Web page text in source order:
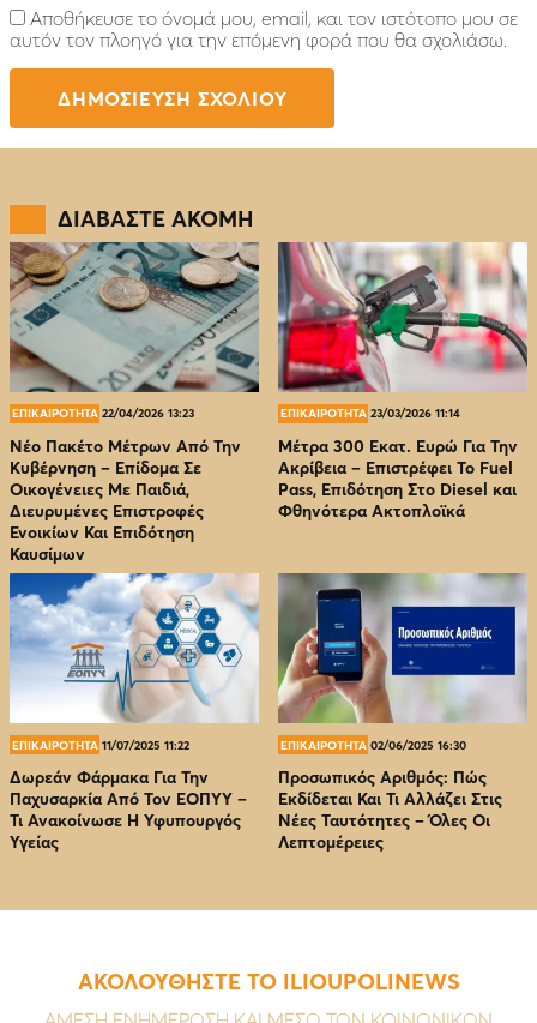
Αποθήκευσε το όνομά μου, email, και τον ιστότοπο μου σε
αυτόν τον πλοηγό για την επόμενη φορά που θα σχολιάσω.
ΔΙΑΒΑΣΤΕ ΑΚΟΜΗ
ΕΠΙΚΑΙΡΟΤΗΤΑ 22/04/2026 13:23
Νέο Πακέτο Μέτρων Από Την
Κυβέρνηση – Επίδομα Σε
Οικογένειες Με Παιδιά,
Διευρυμένες Επιστροφές
Ενοικίων Και Επιδότηση
Καυσίμων
ΕΠΙΚΑΙΡΟΤΗΤΑ 23/03/2026 11:14
Μέτρα 300 Εκατ. Ευρώ Για Την
Ακρίβεια – Επιστρέφει Το Fuel
Pass, Επιδότηση Στο Diesel και
Φθηνότερα Ακτοπλοϊκά
ΕΠΙΚΑΙΡΟΤΗΤΑ 11/07/2025 11:22
Δωρεάν Φάρμακα Για Την
Παχυσαρκία Από Τον EOΠΥΥ –
Τι Ανακοίνωσε Η Υφυπουργός
Υγείας
ΕΠΙΚΑΙΡΟΤΗΤΑ 02/06/2025 16:30
Προσωπικός Αριθμός: Πώς
Εκδίδεται Και Τι Αλλάζει Στις
Νέες Ταυτότητες – Όλες Οι
Λεπτομέρειες
ΑΚΟΛΟΥΘΗΣΤΕ ΤΟ ILIOUPOLINEWS